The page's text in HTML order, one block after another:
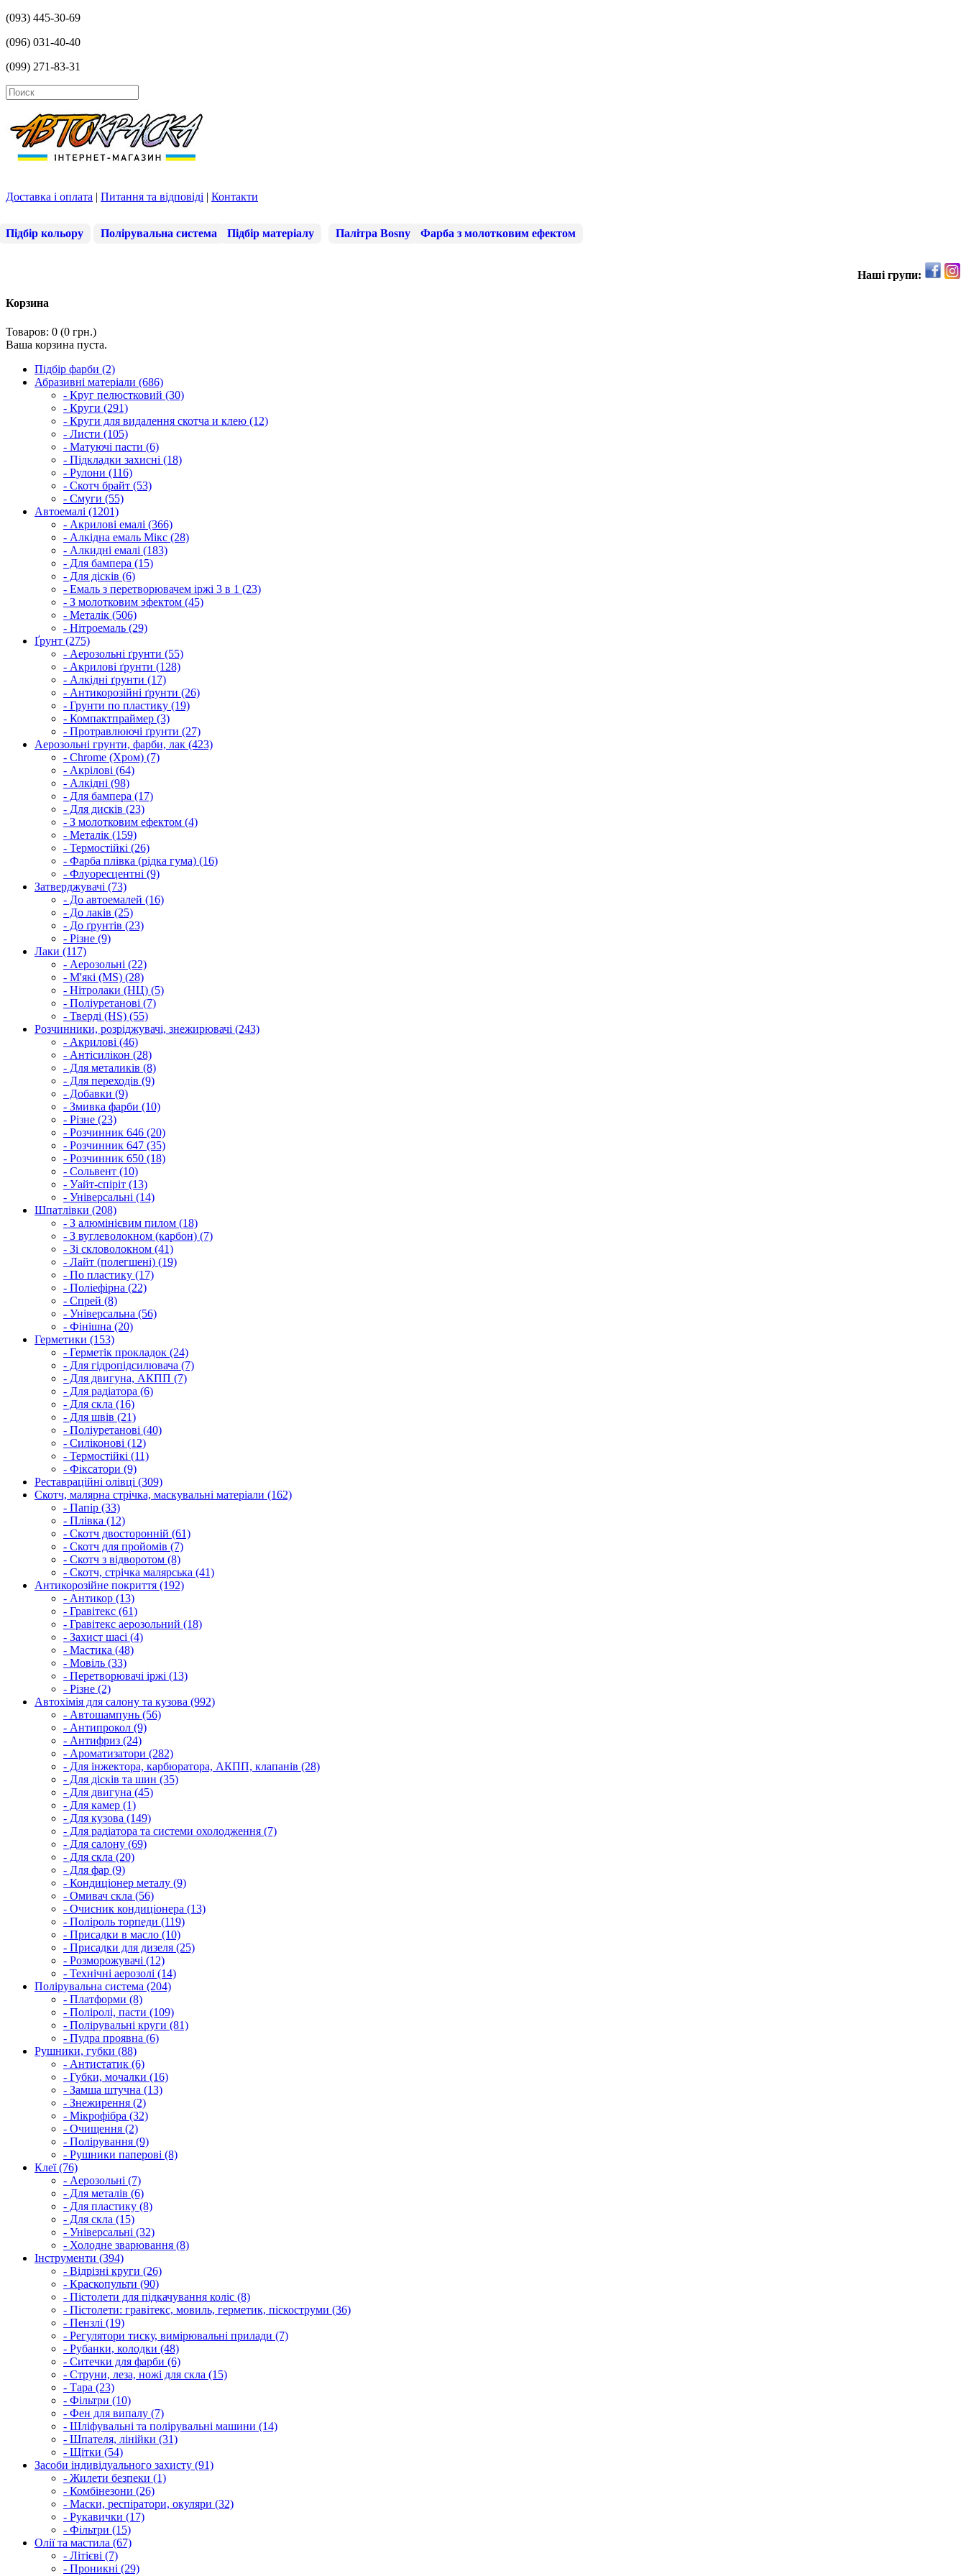
(093) 445-30-69
(096) 031-40-40
(099) 271-83-31
Доставка і оплата | Питання та відповіді | Контакти
Підбір кольору Полірувальна система Підбір матеріалу Палітра Bosny Фарба з молотковим ефектом
Наші групи:
Корзина
Товаров: 0 (0 грн.)
Ваша корзина пуста.
Підбір фарби (2)
Абразивні матеріали (686)
- Круг пелюстковий (30)
- Круги (291)
- Круги для видалення скотча и клею (12)
- Листи (105)
- Матуючі пасти (6)
- Підкладки захисні (18)
- Рулони (116)
- Скотч брайт (53)
- Смуги (55)
Автоемалі (1201)
- Акрилові емалі (366)
- Алкідна емаль Мікс (28)
- Алкидні емалі (183)
- Для бампера (15)
- Для дісків (6)
- Емаль з перетворювачем іржі 3 в 1 (23)
- З молотковим эфектом (45)
- Металік (506)
- Нітроемаль (29)
Ґрунт (275)
- Аерозольні ґрунти (55)
- Акрилові ґрунти (128)
- Алкідні ґрунти (17)
- Антикорозійні ґрунти (26)
- Грунти по пластику (19)
- Компактпраймер (3)
- Протравлюючі ґрунти (27)
Аерозольні грунти, фарби, лак (423)
- Chrome (Хром) (7)
- Акрілові (64)
- Алкідні (98)
- Для бампера (17)
- Для дисків (23)
- З молотковим ефектом (4)
- Металік (159)
- Термостійкі (26)
- Фарба плівка (рідка гума) (16)
- Флуоресцентні (9)
Затверджувачі (73)
- До автоемалей (16)
- До лаків (25)
- До ґрунтів (23)
- Різне (9)
Лаки (117)
- Аерозольні (22)
- М'які (MS) (28)
- Нітролаки (НЦ) (5)
- Поліуретанові (7)
- Тверді (HS) (55)
Розчинники, розріджувачі, знежирювачі (243)
- Акрилові (46)
- Антісилікон (28)
- Для металиків (8)
- Для переходів (9)
- Добавки (9)
- Змивка фарби (10)
- Різне (23)
- Розчинник 646 (20)
- Розчинник 647 (35)
- Розчинник 650 (18)
- Сольвент (10)
- Уайт-спіріт (13)
- Універсальні (14)
Шпатлівки (208)
- З алюмінієвим пилом (18)
- З вуглеволокном (карбон) (7)
- Зі скловолокном (41)
- Лайт (полегшені) (19)
- По пластику (17)
- Поліефірна (22)
- Спрей (8)
- Універсальна (56)
- Фінішна (20)
Герметики (153)
- Герметік прокладок (24)
- Для гідропідсилювача (7)
- Для двигуна, АКПП (7)
- Для радіатора (6)
- Для скла (16)
- Для швів (21)
- Поліуретанові (40)
- Силіконові (12)
- Термостійкі (11)
- Фіксатори (9)
Реставраційні олівці (309)
Скотч, малярна стрічка, маскувальні матеріали (162)
- Папір (33)
- Плівка (12)
- Скотч двосторонній (61)
- Скотч для пройомів (7)
- Скотч з відворотом (8)
- Скотч, стрічка малярська (41)
Антикорозійне покриття (192)
- Антикор (13)
- Гравітекс (61)
- Гравітекс аерозольний (18)
- Захист шасі (4)
- Мастика (48)
- Мовіль (33)
- Перетворювачі іржі (13)
- Різне (2)
Автохімія для салону та кузова (992)
- Автошампунь (56)
- Антипрокол (9)
- Антифриз (24)
- Ароматизатори (282)
- Для інжектора, карбюратора, АКПП, клапанів (28)
- Для дісків та шин (35)
- Для двигуна (45)
- Для камер (1)
- Для кузова (149)
- Для радіатора та системи охолодження (7)
- Для салону (69)
- Для скла (20)
- Для фар (9)
- Кондиціонер металу (9)
- Омивач скла (56)
- Очисник кондиціонера (13)
- Поліроль торпеди (119)
- Присадки в масло (10)
- Присадки для дизеля (25)
- Розморожувачі (12)
- Технічні аерозолі (14)
Полірувальна система (204)
- Платформи (8)
- Поліролі, пасти (109)
- Полірувальні круги (81)
- Пудра проявна (6)
Рушники, губки (88)
- Антистатик (6)
- Губки, мочалки (16)
- Замша штучна (13)
- Знежирення (2)
- Мікрофібра (32)
- Очищення (2)
- Полірування (9)
- Рушники паперові (8)
Клеї (76)
- Аерозольні (7)
- Для металів (6)
- Для пластику (8)
- Для скла (15)
- Універсальні (32)
- Холодне зварювання (8)
Інструменти (394)
- Відрізні круги (26)
- Краскопульти (90)
- Пістолети для підкачування коліс (8)
- Пістолети: гравітекс, мовиль, герметик, піскоструми (36)
- Пензлі (19)
- Регулятори тиску, вимірювальні прилади (7)
- Рубанки, колодки (48)
- Ситечки для фарби (6)
- Струни, леза, ножі для скла (15)
- Тара (23)
- Фільтри (10)
- Фен для випалу (7)
- Шліфувальні та полірувальні машини (14)
- Шпателя, лінійки (31)
- Щітки (54)
Засоби індивідуального захисту (91)
- Жилети безпеки (1)
- Комбінезони (26)
- Маски, респіратори, окуляри (32)
- Рукавички (17)
- Фільтри (15)
Олії та мастила (67)
- Літієві (7)
- Проникні (29)